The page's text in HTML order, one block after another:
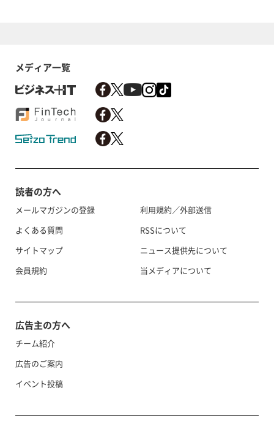
メディア一覧
読者の方へ
メールマガジンの登録
よくある質問
サイトマップ
会員規約
利用規約／外部送信
RSSについて
ニュース提供先について
当メディアについて
広告主の方へ
チーム紹介
広告のご案内
イベント投稿